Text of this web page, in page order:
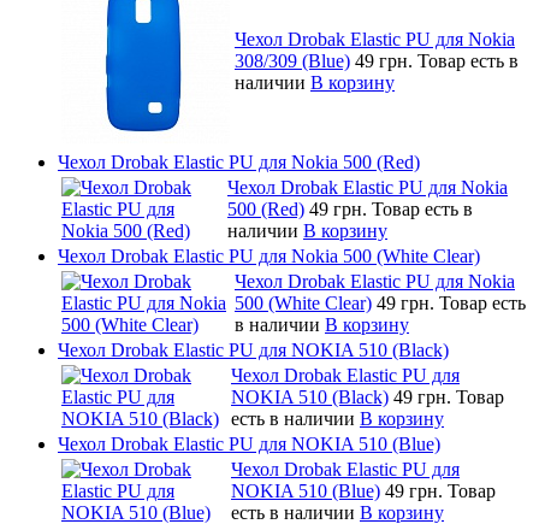
Чехол Drobak Elastic PU для Nokia
308/309 (Blue) 49 грн. Товар есть в
наличии В корзину
Чехол Drobak Elastic PU для Nokia 500 (Red)
Чехол Drobak Elastic PU для Nokia
500 (Red) 49 грн. Товар есть в
наличии В корзину
Чехол Drobak Elastic PU для Nokia 500 (White Clear)
Чехол Drobak Elastic PU для Nokia
500 (White Clear) 49 грн. Товар есть
в наличии В корзину
Чехол Drobak Elastic PU для NOKIA 510 (Black)
Чехол Drobak Elastic PU для
NOKIA 510 (Black) 49 грн. Товар
есть в наличии В корзину
Чехол Drobak Elastic PU для NOKIA 510 (Blue)
Чехол Drobak Elastic PU для
NOKIA 510 (Blue) 49 грн. Товар
есть в наличии В корзину